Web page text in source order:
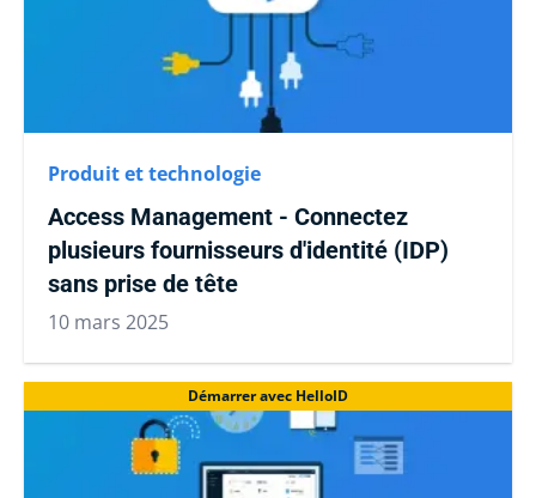
Produit et technologie
Access Management - Connectez
plusieurs fournisseurs d'identité (IDP)
sans prise de tête
10 mars 2025
Démarrer avec HelloID